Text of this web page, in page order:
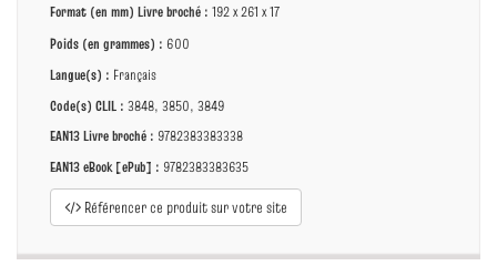
Format (en mm) Livre broché : 192 x 261 x 17
Poids (en grammes) : 600
Langue(s) : Français
Code(s) CLIL : 3848, 3850, 3849
EAN13 Livre broché : 9782383383338
EAN13 eBook [ePub] : 9782383383635
Référencer ce produit sur votre site